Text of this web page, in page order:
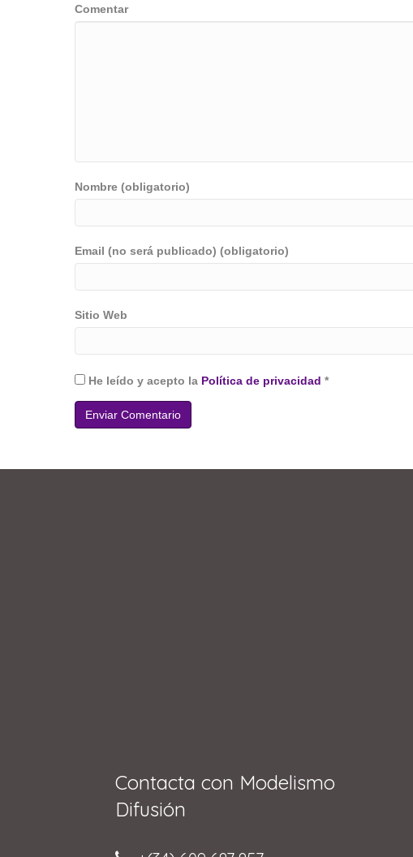
Comentar
Nombre (obligatorio)
Email (no será publicado) (obligatorio)
Sitio Web
He leído y acepto la Política de privacidad *
Contacta con Modelismo
Difusión